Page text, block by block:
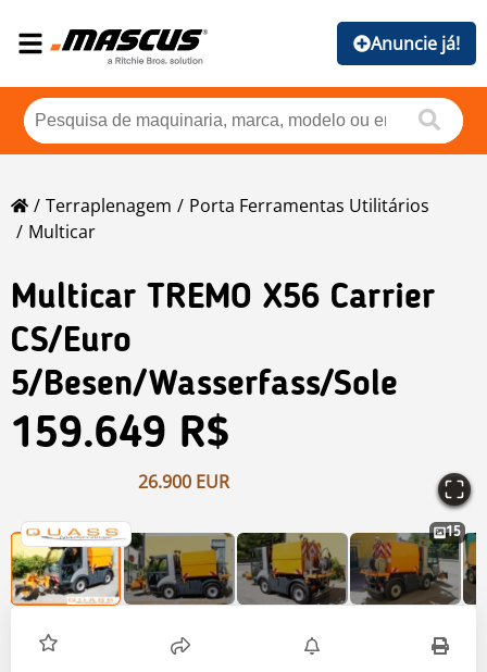
Anuncie já!
Terraplenagem
Porta Ferramentas Utilitários
Multicar
Multicar TREMO X56 Carrier
CS/Euro
5/Besen/Wasserfass/Sole
159.649 R$
26.900 EUR
15